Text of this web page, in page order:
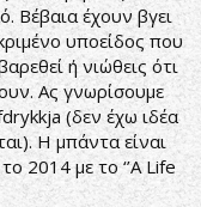
Βέβαια έχουν βγει
υποείδος που
ή νιώθεις ότι
Ας γνωρίσουμε
(δεν έχω ιδέα
Η μπάντα είναι
2014 με το ‘’A Life